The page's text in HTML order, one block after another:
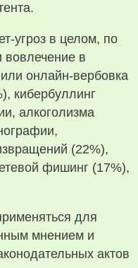
угроз в целом, по
вовлечение в
онлайн-вербовка
кибербуллинг
алкоголизма
(22%),
фишинг (17%),
для
мнением и
актов